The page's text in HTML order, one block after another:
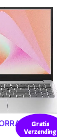
Gratis
Verzending